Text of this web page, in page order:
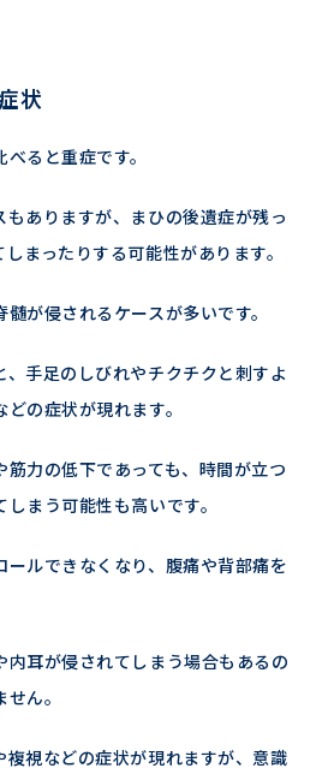
状
ると重症です。
ありますが、まひの後遺症が残っ
まったりする可能性があります。
が侵されるケースが多いです。
手足のしびれやチクチクと刺すよ
の症状が現れます。
力の低下であっても、時間が立つ
まう可能性も高いです。
ールできなくなり、腹痛や背部痛を
耳が侵されてしまう場合もあるの
ん。
視などの症状が現れますが、意識